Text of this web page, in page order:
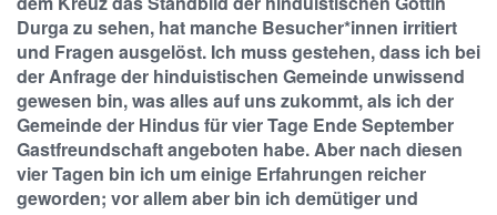
Durga zu sehen, hat manche Besucher*innen irritiert
und Fragen ausgelöst. Ich muss gestehen, dass ich bei
der Anfrage der hinduistischen Gemeinde unwissend
gewesen bin, was alles auf uns zukommt, als ich der
Gemeinde der Hindus für vier Tage Ende September
Gastfreundschaft angeboten habe. Aber nach diesen
vier Tagen bin ich um einige Erfahrungen reicher
geworden; vor allem aber bin ich demütiger und